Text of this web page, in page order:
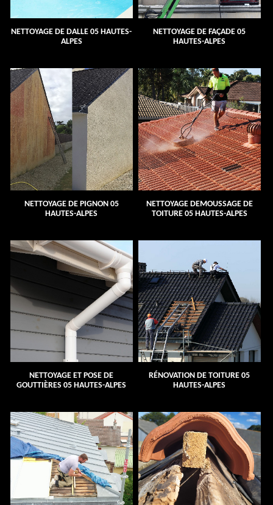
NETTOYAGE DE DALLE 05 HAUTES-
ALPES
NETTOYAGE DE FAÇADE 05
HAUTES-ALPES
NETTOYAGE DE PIGNON 05
HAUTES-ALPES
NETTOYAGE DEMOUSSAGE DE
TOITURE 05 HAUTES-ALPES
NETTOYAGE ET POSE DE
GOUTTIÈRES 05 HAUTES-ALPES
RÉNOVATION DE TOITURE 05
HAUTES-ALPES